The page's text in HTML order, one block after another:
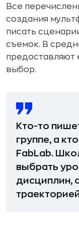
Все
создания
писать
съемок. В
выбор.
Кто-то
группе, а
FabLab.
выбрать
дисциплин,